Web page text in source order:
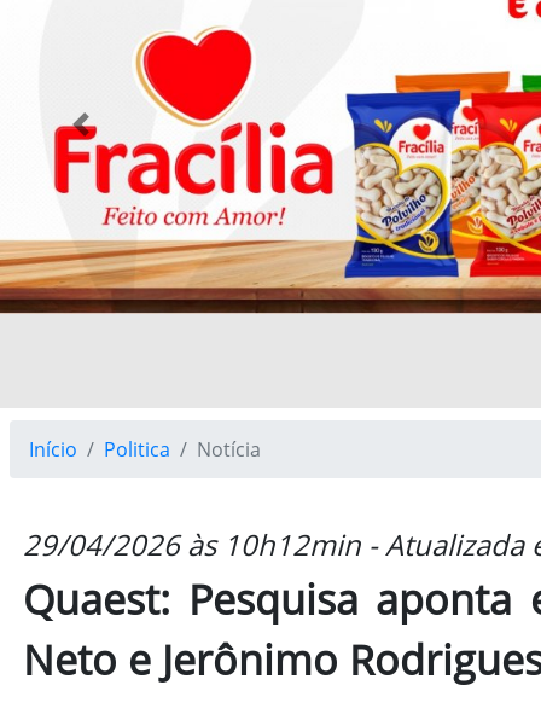
Previous
Início Politica Notícia
29/04/2026 às 10h12min -
Quaest: Pesquisa
Neto e Jerônimo